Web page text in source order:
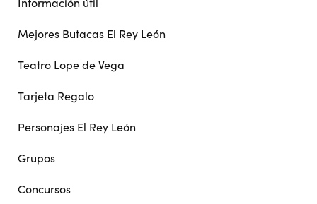
Mejores Butacas El Rey León
Teatro Lope de Vega
Tarjeta Regalo
Personajes El Rey León
Grupos
Concursos